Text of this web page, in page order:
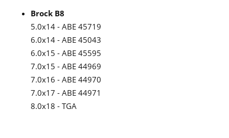
Brock B8
5.0x14 - ABE 45719
6.0x14 - ABE 45043
6.0x15 - ABE 45595
7.0x15 - ABE 44969
7.0x16 - ABE 44970
7.0x17 - ABE 44971
8.0x18 - TGA